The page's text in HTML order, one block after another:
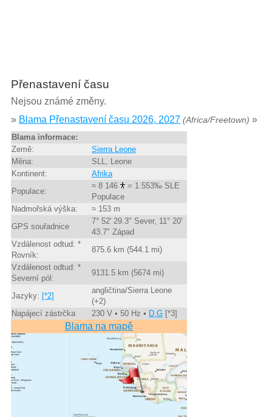
Přenastavení času
Nejsou známé změny.
» Blama Přenastavení času 2026, 2027 (Africa/Freetown) »
Blama informace:
Země:
Sierra Leone
Měna:
SLL, Leone
Kontinent:
Afrika
Populace:
≈ 8 146
= 1.553‰ SLE
Populace
Nadmořská výška:
≈ 153 m
GPS souřadnice
7° 52' 29.3" Sever, 11° 20'
43.7" Západ
Vzdálenost odtud: *
Rovník:
875.6 km (544.1 mi)
Vzdálenost odtud: *
Severní pól:
9131.5 km (5674 mi)
Jazyky: [*2]
angličtina/Sierra Leone
(+2)
Napájecí zástrčka
230 V • 50 Hz • D,G[*3]
Blama na mapě